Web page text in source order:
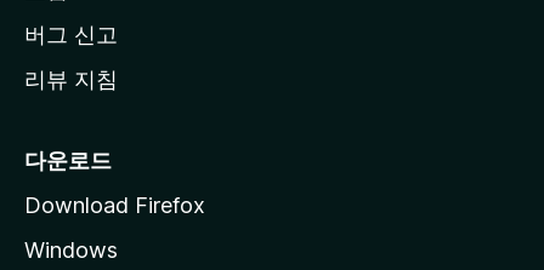
버그 신고
리뷰 지침
다운로드
Download Firefox
Windows